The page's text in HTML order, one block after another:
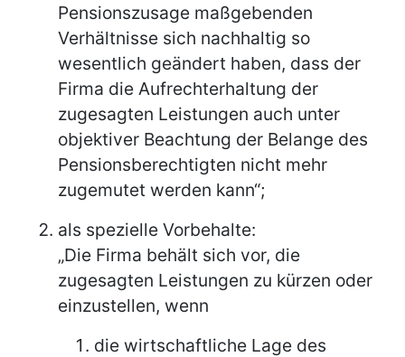
Pensionszusage maßgebenden
Verhältnisse sich nachhaltig so
wesentlich geändert haben, dass der
Firma die Aufrechterhaltung der
zugesagten Leistungen auch unter
objektiver Beachtung der Belange des
Pensionsberechtigten nicht mehr
zugemutet werden kann“;
als spezielle Vorbehalte:
„Die Firma behält sich vor, die
zugesagten Leistungen zu kürzen oder
einzustellen, wenn
die wirtschaftliche Lage des